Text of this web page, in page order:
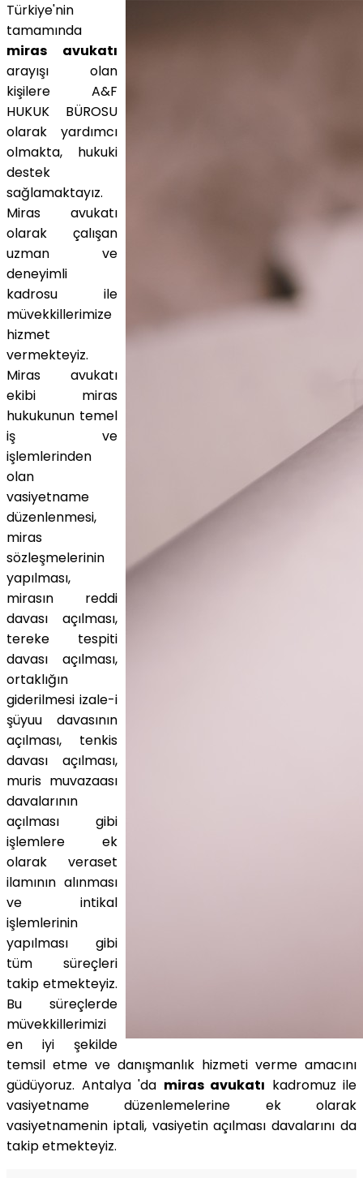
Türkiye'nin
tamamında
miras avukatı
arayışı olan
kişilere A&F
HUKUK BÜROSU
olarak yardımcı
olmakta, hukuki
destek
sağlamaktayız.
Miras avukatı
olarak çalışan
uzman ve
deneyimli
kadrosu ile
müvekkillerimize
hizmet
vermekteyiz.
Miras avukatı
ekibi miras
hukukunun temel
iş ve
işlemlerinden
olan
vasiyetname
düzenlenmesi,
miras
sözleşmelerinin
yapılması,
mirasın reddi
davası açılması,
tereke tespiti
davası açılması,
ortaklığın
giderilmesi izale-i
şüyuu davasının
açılması, tenkis
davası açılması,
muris muvazaası
davalarının
açılması gibi
işlemlere ek
olarak veraset
ilamının alınması
ve intikal
işlemlerinin
yapılması gibi
tüm süreçleri
takip etmekteyiz.
Bu süreçlerde
müvekkillerimizi
en iyi şekilde
temsil etme ve danışmanlık hizmeti verme amacını
güdüyoruz. Antalya 'da miras avukatı kadromuz ile
vasiyetname düzenlemelerine ek olarak
vasiyetnamenin iptali, vasiyetin açılması davalarını da
takip etmekteyiz.